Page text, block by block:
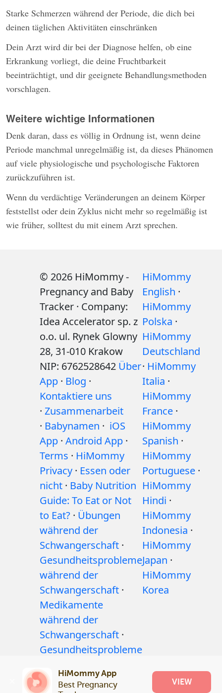
Starke Schmerzen während der Periode, die dich bei
deinen täglichen Aktivitäten einschränken
Dein Arzt wird dir bei der Diagnose helfen, ob eine
Erkrankung vorliegt, die deine Fruchtbarkeit
beeinträchtigt, und dir geeignete Behandlungsmethoden
vorschlagen.
Weitere wichtige Informationen
Denk daran, dass es völlig in Ordnung ist, wenn deine
Periode manchmal unregelmäßig ist, da dieses Phänomen
auf viele physiologische und psychologische Faktoren
zurückzuführen ist.
Wenn du verdächtige Veränderungen an deinem Körper
feststellst oder dein Zyklus nicht mehr so regelmäßig ist
wie früher, solltest du mit einem Arzt sprechen.
© 2026 HiMommy -
Pregnancy and Baby
Tracker · Company:
Idea Accelerator sp. z
o.o. ul. Rynek Glowny
28, 31-010 Krakow
NIP: 6762528642 Über
App · Blog ·
Kontaktiere uns
· Zusammenarbeit
· Babynamen · iOS
App · Android App ·
Terms · HiMommy
Privacy · Essen oder
nicht · Baby Nutrition
Guide: To Eat or Not
to Eat? · Übungen
während der
Schwangerschaft ·
Gesundheitsprobleme
während der
Schwangerschaft ·
Medikamente
während der
Schwangerschaft ·
Gesundheitsprobleme
Redaktionelle
HiMommy
English ·
HiMommy
Polska ·
HiMommy
Deutschland
· HiMommy
Italia ·
HiMommy
France ·
HiMommy
Spanish ·
HiMommy
Portuguese ·
HiMommy
Hindi ·
HiMommy
Indonesia ·
HiMommy
Japan ·
HiMommy
Korea
HiMommy App
Best Pregnancy
VIEW